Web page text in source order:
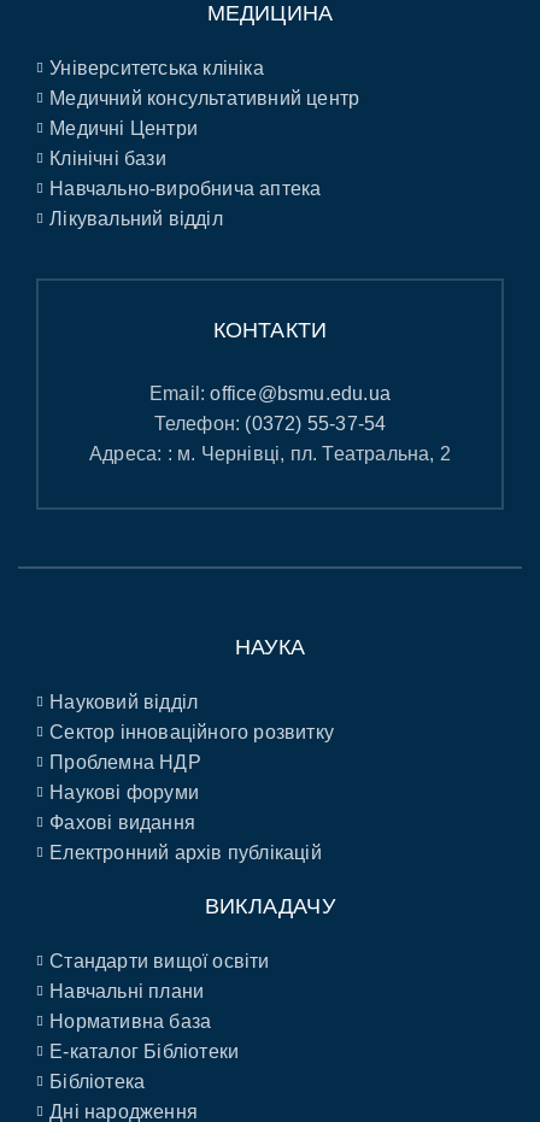
МЕДИЦИНА
Університетська клініка
Медичний консультативний центр
Медичні Центри
Клінічні бази
Навчально-виробнича аптека
Лікувальний відділ
КОНТАКТИ
Email:office@bsmu.edu.ua
Телефон: (0372) 55-37-54
Адреса: : м. Чернівці, пл. Театральна, 2
НАУКА
Науковий відділ
Сектор інноваційного розвитку
Проблемна НДР
Наукові форуми
Фахові видання
Електронний архів публікацій
ВИКЛАДАЧУ
Стандарти вищої освіти
Навчальні плани
Нормативна база
E-каталог Бібліотеки
Бібліотека
Дні народження